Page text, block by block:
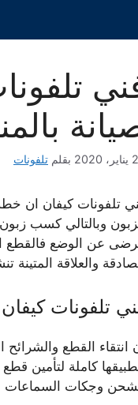
بقلم تلفونات
تلفونات كيفان ان
وبالتالي كسب
عن الوضع فالقطع
والعلاقة
تلفونات كيفان
انتقاء القطع
كاملة لتأمين
وجكات السماعات